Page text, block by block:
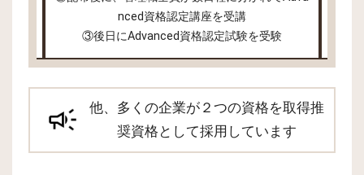
nced資格認定講座を受講
③後日にAdvanced資格認定試験を受験
他、多くの企業が２つの資格を取得推
奨資格として採用しています